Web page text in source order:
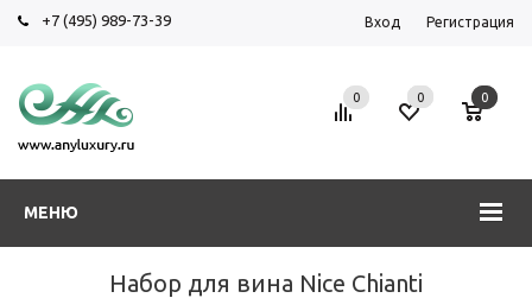
+7 (495) 989-73-39 Вход Регистрация
МЕНЮ
0 0 0
Набор для вина Nice Chianti